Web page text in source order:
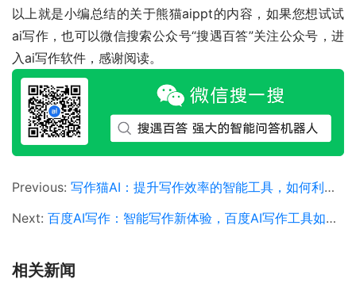
以上就是小编总结的关于熊猫aippt的内容，如果您想试试
ai写作，也可以微信搜索公众号“搜遇百答”关注公众号，进
入ai写作软件，感谢阅读。
Previous: 写作猫AI：提升写作效率的智能工具，如何利用写作猫AI提高文章创作效率
Next: 百度AI写作：智能写作新体验，百度AI写作工具如何提升写作效率
相关新闻